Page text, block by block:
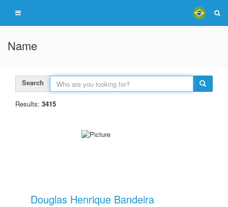
Name
Search
Results: 3415
Douglas Henrique Bandeira